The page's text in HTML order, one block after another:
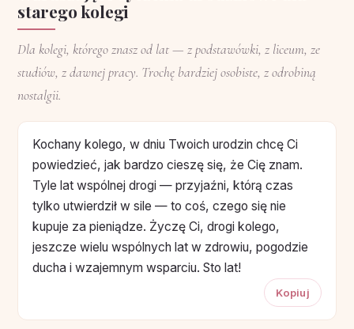
starego kolegi
Dla kolegi, którego znasz od lat — z podstawówki, z liceum, ze
studiów, z dawnej pracy. Trochę bardziej osobiste, z odrobiną
nostalgii.
Kochany kolego, w dniu Twoich urodzin chcę Ci
powiedzieć, jak bardzo cieszę się, że Cię znam.
Tyle lat wspólnej drogi — przyjaźni, którą czas
tylko utwierdził w sile — to coś, czego się nie
kupuje za pieniądze. Życzę Ci, drogi kolego,
jeszcze wielu wspólnych lat w zdrowiu, pogodzie
ducha i wzajemnym wsparciu. Sto lat!
Kopiuj